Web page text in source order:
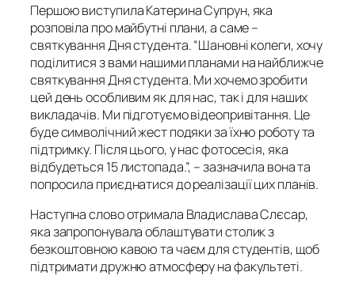
Першою виступила Катерина Супрун, яка
розповіла про майбутні плани, а саме –
святкування Дня студента. “Шановні колеги, хочу
поділитися з вами нашими планами на найближче
святкування Дня студента. Ми хочемо зробити
цей день особливим як для нас, так і для наших
викладачів. Ми підготуємо відеопривітання. Це
буде символічний жест подяки за їхню роботу та
підтримку. Після цього, у нас фотосесія, яка
відбудеться 15 листопада.”, – зазначила вона та
попросила приєднатися до реалізації цих планів.
Наступна слово отримала Владислава Слєсар,
яка запропонувала облаштувати столик з
безкоштовною кавою та чаєм для студентів, щоб
підтримати дружню атмосферу на факультеті.